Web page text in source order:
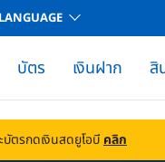
LANGUAGE
บัตร เงินฝาก สิ
ตรกดเงินสดยูโอบี คลิก